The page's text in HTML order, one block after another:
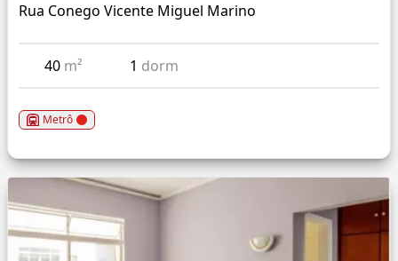
Rua Conego Vicente Miguel Marino
40 m² 1 dorm
Metrô